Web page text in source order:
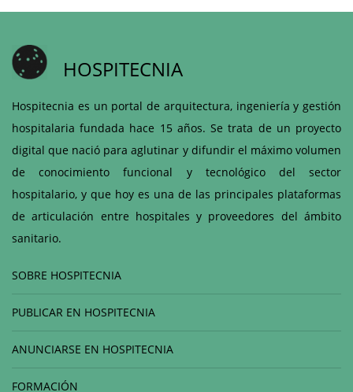
HOSPITECNIA
Hospitecnia es un portal de arquitectura, ingeniería y gestión
hospitalaria fundada hace 15 años. Se trata de un proyecto
digital que nació para aglutinar y difundir el máximo volumen
de conocimiento funcional y tecnológico del sector
hospitalario, y que hoy es una de las principales plataformas
de articulación entre hospitales y proveedores del ámbito
sanitario.
SOBRE HOSPITECNIA
PUBLICAR EN HOSPITECNIA
ANUNCIARSE EN HOSPITECNIA
FORMACIÓN